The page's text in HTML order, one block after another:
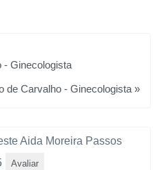
- Ginecologista
de Carvalho - Ginecologista »
Aida Moreira Passos
Avaliar